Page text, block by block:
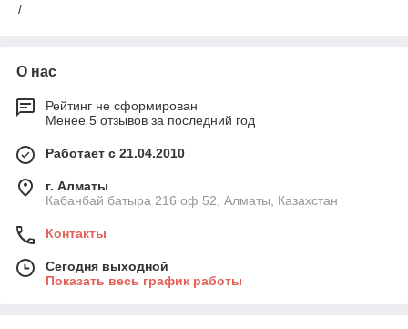
/
О нас
Рейтинг не сформирован
Менее 5 отзывов за последний год
Работает с 21.04.2010
г. Алматы
Кабанбай батыра 216 оф 52, Алматы, Казахстан
Контакты
Сегодня выходной
Показать весь график работы